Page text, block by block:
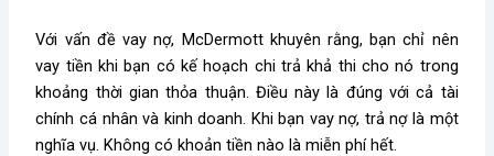
Với vấn đề vay nợ, McDermott khuyên rằng, bạn chỉ nên
vay tiền khi bạn có kế hoạch chi trả khả thi cho nó trong
khoảng thời gian thỏa thuận. Điều này là đúng với cả tài
chính cá nhân và kinh doanh. Khi bạn vay nợ, trả nợ là một
nghĩa vụ. Không có khoản tiền nào là miễn phí hết.